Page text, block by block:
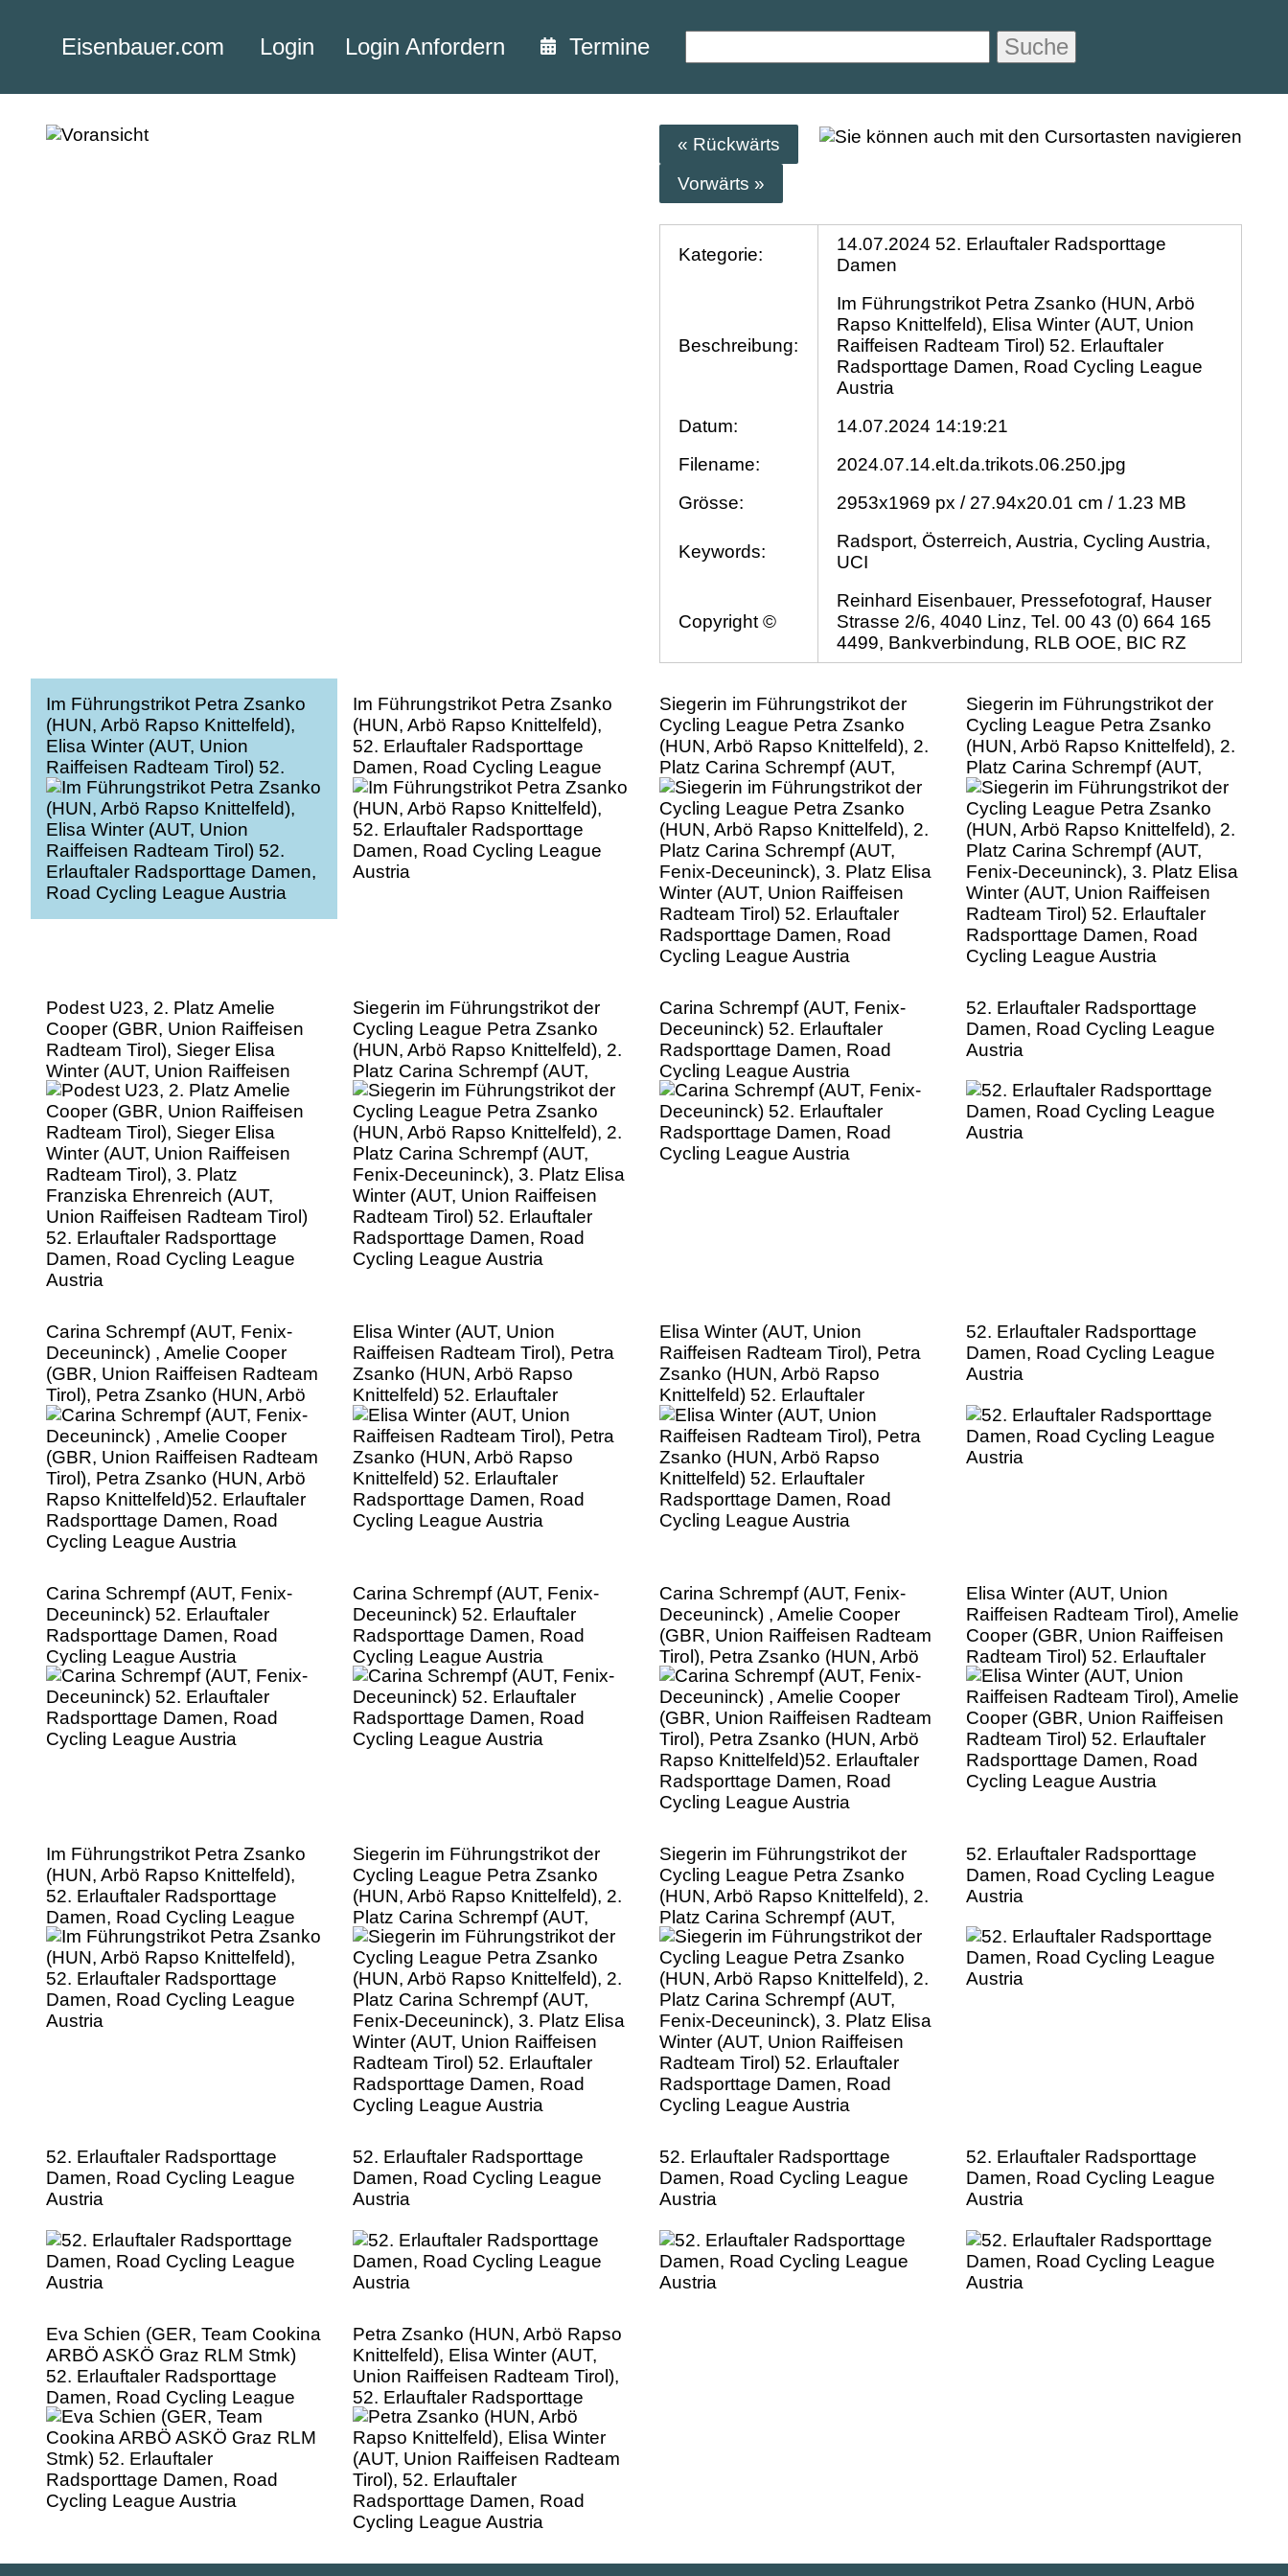
Eisenbauer.com Login Login Anfordern Termine Suche
« Rückwärts
Vorwärts »
Kategorie:
14.07.2024 52. Erlauftaler Radsporttage
Damen
Beschreibung:
Im Führungstrikot Petra Zsanko (HUN, Arbö
Rapso Knittelfeld), Elisa Winter (AUT, Union
Raiffeisen Radteam Tirol) 52. Erlauftaler
Radsporttage Damen, Road Cycling League
Austria
Datum:
14.07.2024 14:19:21
Filename:
2024.07.14.elt.da.trikots.06.250.jpg
Grösse:
2953x1969 px / 27.94x20.01 cm / 1.23 MB
Keywords:
Radsport, Österreich, Austria, Cycling Austria,
UCI
Copyright ©
Reinhard Eisenbauer, Pressefotograf, Hauser
Strasse 2/6, 4040 Linz, Tel. 00 43 (0) 664 165
4499, Bankverbindung, RLB OOE, BIC RZ
Im Führungstrikot Petra Zsanko
(HUN, Arbö Rapso Knittelfeld),
Elisa Winter (AUT, Union
Raiffeisen Radteam Tirol) 52.
Erlauftaler Radsporttage Damen,
Road Cycling League Austria
Im Führungstrikot Petra Zsanko
(HUN, Arbö Rapso Knittelfeld),
52. Erlauftaler Radsporttage
Damen, Road Cycling League
Austria
Siegerin im Führungstrikot der
Cycling League Petra Zsanko
(HUN, Arbö Rapso Knittelfeld), 2.
Platz Carina Schrempf (AUT,
Fenix-Deceuninck), 3. Platz Elisa
Winter (AUT, Union Raiffeisen
Radteam Tirol) 52. Erlauftaler
Radsporttage Damen, Road
Cycling League Austria
Siegerin im Führungstrikot der
Cycling League Petra Zsanko
(HUN, Arbö Rapso Knittelfeld), 2.
Platz Carina Schrempf (AUT,
Fenix-Deceuninck), 3. Platz Elisa
Winter (AUT, Union Raiffeisen
Radteam Tirol) 52. Erlauftaler
Radsporttage Damen, Road
Cycling League Austria
Podest U23, 2. Platz Amelie
Cooper (GBR, Union Raiffeisen
Radteam Tirol), Sieger Elisa
Winter (AUT, Union Raiffeisen
Radteam Tirol), 3. Platz
Franziska Ehrenreich (AUT,
Union Raiffeisen Radteam Tirol)
52. Erlauftaler Radsporttage
Damen, Road Cycling League
Austria
Siegerin im Führungstrikot der
Cycling League Petra Zsanko
(HUN, Arbö Rapso Knittelfeld), 2.
Platz Carina Schrempf (AUT,
Fenix-Deceuninck), 3. Platz Elisa
Winter (AUT, Union Raiffeisen
Radteam Tirol) 52. Erlauftaler
Radsporttage Damen, Road
Cycling League Austria
Carina Schrempf (AUT, Fenix-
Deceuninck) 52. Erlauftaler
Radsporttage Damen, Road
Cycling League Austria
52. Erlauftaler Radsporttage
Damen, Road Cycling League
Austria
Carina Schrempf (AUT, Fenix-
Deceuninck) , Amelie Cooper
(GBR, Union Raiffeisen Radteam
Tirol), Petra Zsanko (HUN, Arbö
Rapso Knittelfeld)52. Erlauftaler
Radsporttage Damen, Road
Cycling League Austria
Elisa Winter (AUT, Union
Raiffeisen Radteam Tirol), Petra
Zsanko (HUN, Arbö Rapso
Knittelfeld) 52. Erlauftaler
Radsporttage Damen, Road
Cycling League Austria
Elisa Winter (AUT, Union
Raiffeisen Radteam Tirol), Petra
Zsanko (HUN, Arbö Rapso
Knittelfeld) 52. Erlauftaler
Radsporttage Damen, Road
Cycling League Austria
52. Erlauftaler Radsporttage
Damen, Road Cycling League
Austria
Carina Schrempf (AUT, Fenix-
Deceuninck) 52. Erlauftaler
Radsporttage Damen, Road
Cycling League Austria
Carina Schrempf (AUT, Fenix-
Deceuninck) 52. Erlauftaler
Radsporttage Damen, Road
Cycling League Austria
Carina Schrempf (AUT, Fenix-
Deceuninck) , Amelie Cooper
(GBR, Union Raiffeisen Radteam
Tirol), Petra Zsanko (HUN, Arbö
Rapso Knittelfeld)52. Erlauftaler
Radsporttage Damen, Road
Cycling League Austria
Elisa Winter (AUT, Union
Raiffeisen Radteam Tirol), Amelie
Cooper (GBR, Union Raiffeisen
Radteam Tirol) 52. Erlauftaler
Radsporttage Damen, Road
Cycling League Austria
Im Führungstrikot Petra Zsanko
(HUN, Arbö Rapso Knittelfeld),
52. Erlauftaler Radsporttage
Damen, Road Cycling League
Austria
Siegerin im Führungstrikot der
Cycling League Petra Zsanko
(HUN, Arbö Rapso Knittelfeld), 2.
Platz Carina Schrempf (AUT,
Fenix-Deceuninck), 3. Platz Elisa
Winter (AUT, Union Raiffeisen
Radteam Tirol) 52. Erlauftaler
Radsporttage Damen, Road
Cycling League Austria
Siegerin im Führungstrikot der
Cycling League Petra Zsanko
(HUN, Arbö Rapso Knittelfeld), 2.
Platz Carina Schrempf (AUT,
Fenix-Deceuninck), 3. Platz Elisa
Winter (AUT, Union Raiffeisen
Radteam Tirol) 52. Erlauftaler
Radsporttage Damen, Road
Cycling League Austria
52. Erlauftaler Radsporttage
Damen, Road Cycling League
Austria
52. Erlauftaler Radsporttage
Damen, Road Cycling League
Austria
52. Erlauftaler Radsporttage
Damen, Road Cycling League
Austria
52. Erlauftaler Radsporttage
Damen, Road Cycling League
Austria
52. Erlauftaler Radsporttage
Damen, Road Cycling League
Austria
Eva Schien (GER, Team Cookina
ARBÖ ASKÖ Graz RLM Stmk)
52. Erlauftaler Radsporttage
Damen, Road Cycling League
Austria
Petra Zsanko (HUN, Arbö Rapso
Knittelfeld), Elisa Winter (AUT,
Union Raiffeisen Radteam Tirol),
52. Erlauftaler Radsporttage
Damen, Road Cycling League
Austria